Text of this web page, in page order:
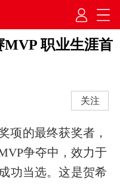
职业生涯首
关注
项的最终获奖者，
争夺中，效力于
功当选。这是贺希